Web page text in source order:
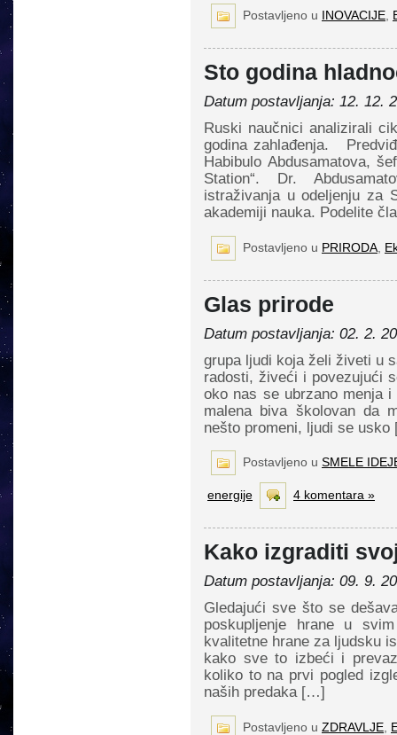
Postavljeno u INOVACIJE
Sto godina
Datum postavljanja: 12. 12.
Ruski naučnici analizirali
godina zahlađenja.
Habibulo Abdusamatova,
Station“. Dr.
istraživanja u odeljenju za
akademiji nauka. Podelite
Postavljeno u PRIRODA
Glas prirode
Datum postavljanja: 02. 2.
grupa ljudi koja želi živeti u
radosti, živeći i povezujući
oko nas se ubrzano menja
malena biva školovan da
nešto promeni, ljudi se
Postavljeno u SMELE
energije 4 komentara »
Kako izgraditi
Datum postavljanja: 09. 9.
Gledajući sve što se
poskupljenje hrane u
kvalitetne hrane za ljudsku
kako sve to izbeći i
koliko to na prvi pogled
naših predaka […]
Postavljeno u ZDRAVLJE